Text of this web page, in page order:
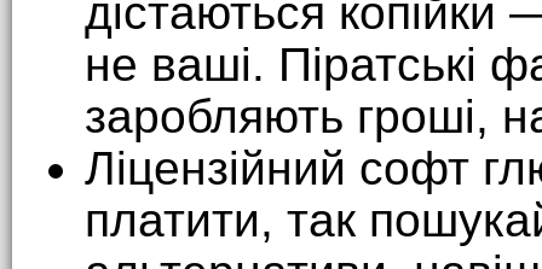
дістаються копійки
не ваші. Піратські
заробляють гроші,
Ліцензійний софт
платити, так